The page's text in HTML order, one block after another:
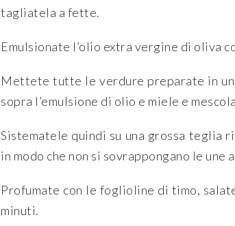
tagliatela a fette.
Emulsionate l’olio extra vergine di oliva
Mettete tutte le verdure preparate in
sopra l’emulsione di olio e miele e
Sistematele quindi su una grossa teglia
in modo che non si sovrappongano le une
Profumate con le foglioline di timo,
minuti.